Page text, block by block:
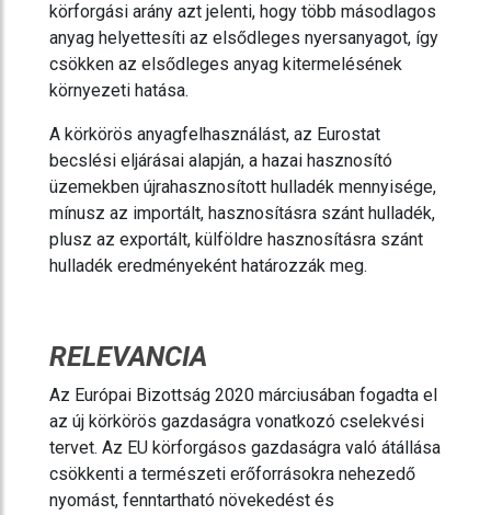
körforgási arány azt jelenti, hogy több másodlagos
anyag helyettesíti az elsődleges nyersanyagot, így
csökken az elsődleges anyag kitermelésének
környezeti hatása.
A körkörös anyagfelhasználást, az Eurostat
becslési eljárásai alapján, a hazai hasznosító
üzemekben újrahasznosított hulladék mennyisége,
mínusz az importált, hasznosításra szánt hulladék,
plusz az exportált, külföldre hasznosításra szánt
hulladék eredményeként határozzák meg.
RELEVANCIA
Az Európai Bizottság 2020 márciusában fogadta el
az új körkörös gazdaságra vonatkozó cselekvési
tervet. Az EU körforgásos gazdaságra való átállása
csökkenti a természeti erőforrásokra nehezedő
nyomást, fenntartható növekedést és